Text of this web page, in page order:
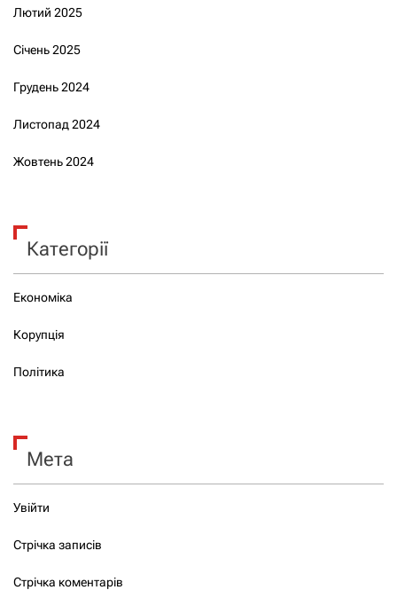
Лютий 2025
Січень 2025
Грудень 2024
Листопад 2024
Жовтень 2024
Категорії
Економіка
Корупція
Політика
Мета
Увійти
Стрічка записів
Стрічка коментарів